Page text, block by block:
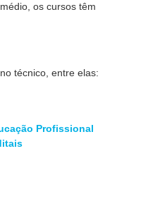
os cursos têm
técnico, entre elas:
Profissional